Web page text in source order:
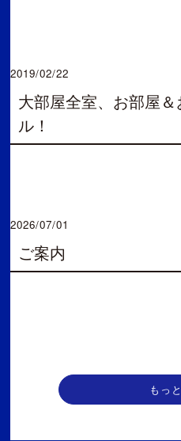
2019/02/22
大部屋全室、お部屋
ル！
2026/07/01
ご案内
もっ